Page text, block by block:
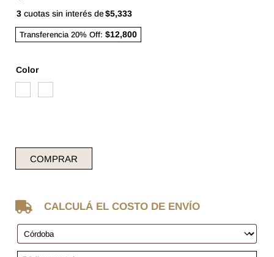
3cuotas sin interés de$5,333
Transferencia 20% Off: $12,800
Color
COMPRAR
 CALCULÁ EL COSTO DE ENVÍO